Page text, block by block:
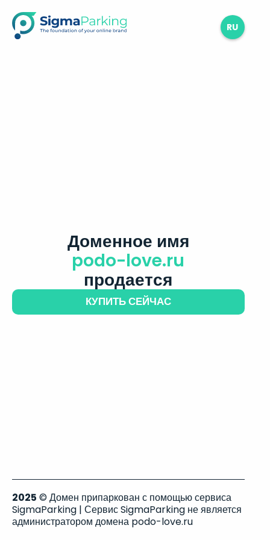
RU
Доменное имя
podo-love.ru
продается
КУПИТЬ СЕЙЧАС
2025 © Домен припаркован с помощью сервиса
SigmaParking | Сервис SigmaParking не является
администратором домена podo-love.ru